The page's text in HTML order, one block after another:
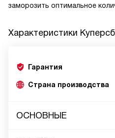
заморозить оптимальное
Характеристики
Гарантия
Страна производства
ОСНОВНЫЕ